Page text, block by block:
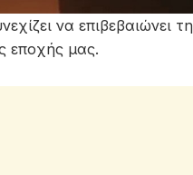
να επιβεβαιώνει
εποχής μας.